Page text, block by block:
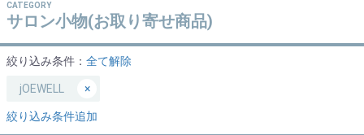
CATEGORY
サロン小物(お取り寄せ商品)
絞り込み条件： 全て解除
jOEWELL ×
絞り込み条件追加